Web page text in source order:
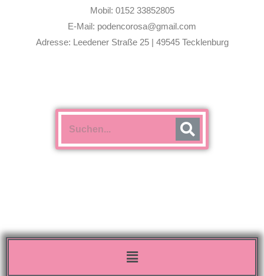
Mobil: 0152 33852805
E-Mail: podencorosa@gmail.com
Adresse: Leedener Straße 25 | 49545 Tecklenburg
Menü